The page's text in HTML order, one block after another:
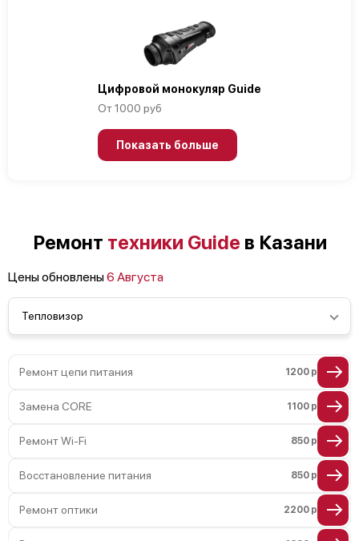
Цифровой монокуляр Guide
От 1000 руб
Показать больше
Ремонт техники Guide в Казани
Цены обновлены6 Августа
Тепловизор
Ремонт цепи питания 1200 р
Замена CORE 1100 р
Ремонт Wi-Fi 850 р
Восстановление питания 850 р
Ремонт оптики 2200 р